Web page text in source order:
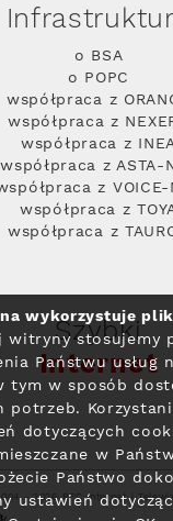
o BSA
o POPC
współpraca z
współpraca z
współpraca z
współpraca z ASTA-
z VOICE-
współpraca z
współpraca z
Szybki
Internet
- 2026 RFC Internet i
wykorzystuje
witryny stosujemy
Państwu usług
tym w sposób
potrzeb.
dotyczących
w
Państwo
ustawień